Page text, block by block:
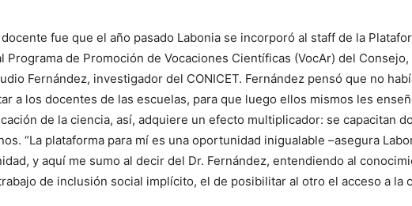
fue que el año pasado Labonia se incorporó al staff de la
Programa de Promoción de Vocaciones Científicas (VocAr) del Consejo,
Fernández, investigador del CONICET. Fernández pensó que no
a los docentes de las escuelas, para que luego ellos mismos les
de la ciencia, así, adquiere un efecto multiplicador: se capacitan
“La plataforma para mí es una oportunidad inigualable –asegura
y aquí me sumo al decir del Dr. Fernández, entendiendo al
de inclusión social implícito, el de posibilitar al otro el acceso a la